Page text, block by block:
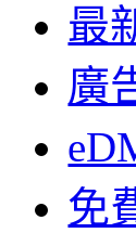
最
廣
免